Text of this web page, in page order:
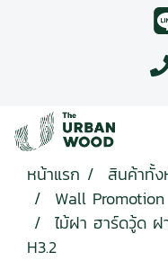
หน้าแรก สินค้าทั้
Wall Promotion
ไม้ฝา ฮาร์ดวู้ด
H3.2